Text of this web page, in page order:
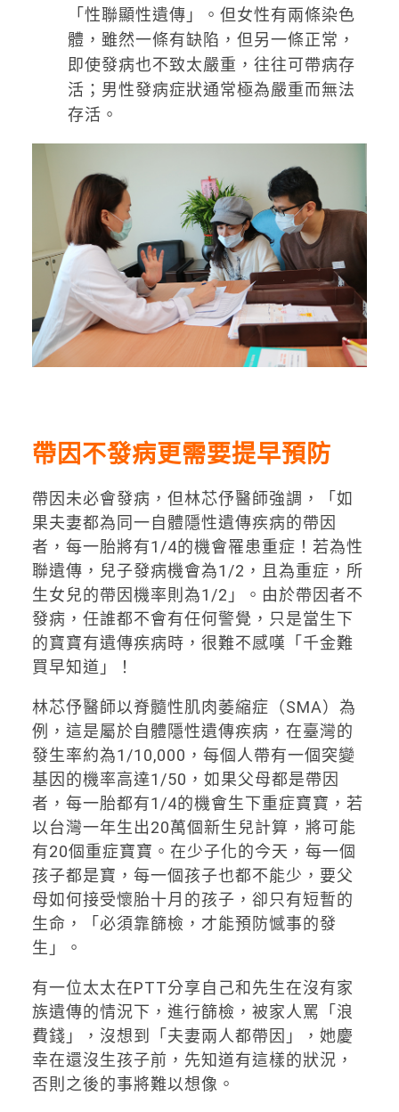
「性聯顯性遺傳」。但女性有兩條染色
體，雖然一條有缺陷，但另一條正常，
即使發病也不致太嚴重，往往可帶病存
活；男性發病症狀通常極為嚴重而無法
存活。
帶因不發病更需要提早預防
帶因未必會發病，但林芯伃醫師強調，「如
果夫妻都為同一自體隱性遺傳疾病的帶因
者，每一胎將有1/4的機會罹患重症！若為性
聯遺傳，兒子發病機會為1/2，且為重症，所
生女兒的帶因機率則為1/2」。由於帶因者不
發病，任誰都不會有任何警覺，只是當生下
的寶寶有遺傳疾病時，很難不感嘆「千金難
買早知道」！
林芯伃醫師以脊髓性肌肉萎縮症（SMA）為
例，這是屬於自體隱性遺傳疾病，在臺灣的
發生率約為1/10,000，每個人帶有一個突變
基因的機率高達1/50，如果父母都是帶因
者，每一胎都有1/4的機會生下重症寶寶，若
以台灣一年生出20萬個新生兒計算，將可能
有20個重症寶寶。在少子化的今天，每一個
孩子都是寶，每一個孩子也都不能少，要父
母如何接受懷胎十月的孩子，卻只有短暫的
生命，「必須靠篩檢，才能預防憾事的發
生」。
有一位太太在PTT分享自己和先生在沒有家
族遺傳的情況下，進行篩檢，被家人罵「浪
費錢」，沒想到「夫妻兩人都帶因」，她慶
幸在還沒生孩子前，先知道有這樣的狀況，
否則之後的事將難以想像。